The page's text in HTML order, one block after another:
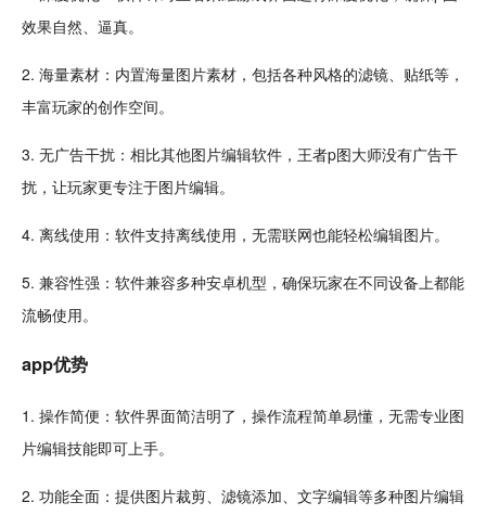
效果自然、逼真。
2. 海量素材 ：内置海量图片素材，包括各种风格的滤镜 贴纸等，
丰富玩家的创作空间。
3. 无广告干扰：相比其他图片编辑软件，王者p图大师没有广告干
扰，让玩家更专注于图片编辑。
4. 离线使用：软件支持离线使用，无需联网也能轻松编辑图片。
5. 兼容性强：软件兼容多种安卓机型，确保玩家在不同设备上都能
流畅使用。
app优势
1. 操作简便：软件界面简洁明了，操作流程简单易懂，无需专业图
片编辑技能即可上手。
2. 功能全面：提供图片裁剪、滤镜添加、 文字编辑等多种图片编辑